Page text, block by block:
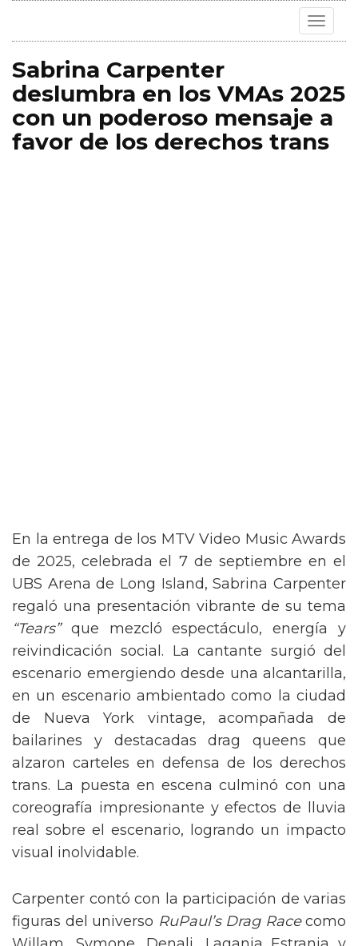
Toggle
Sabrina Carpenter
deslumbra en los VMAs 2025
con un poderoso mensaje a
favor de los derechos trans
En la entrega de los MTV Video Music Awards
de 2025, celebrada el 7 de septiembre en el
UBS Arena de Long Island, Sabrina Carpenter
regaló una presentación vibrante de su tema
“Tears”que mezcló espectáculo, energía y
reivindicación social. La cantante surgió del
escenario emergiendo desde una alcantarilla,
en un escenario ambientado como la ciudad
de Nueva York vintage, acompañada de
bailarines y destacadas drag queens que
alzaron carteles en defensa de los derechos
trans. La puesta en escena culminó con una
coreografía impresionante y efectos de lluvia
real sobre el escenario, logrando un impacto
Carpenter contó con la participación de varias
figuras del universo
RuPaul’s Drag Race
como